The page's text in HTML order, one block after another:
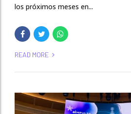
los próximos meses en...
READ MORE